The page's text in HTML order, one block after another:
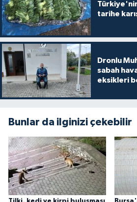
tarihe
Dronlu
sabah
eksikleri
Bunlar da ilginizi çekebilir